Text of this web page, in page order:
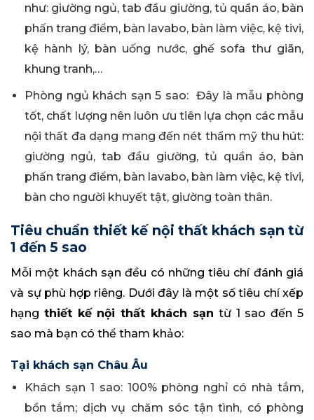
như: giường ngủ, tab đầu giường, tủ quần áo, bàn
phấn trang điểm, bàn lavabo, bàn làm việc, kệ tivi,
kệ hành lý, bàn uống nước, ghế sofa thư giãn,
khung tranh,…
Phòng ngủ khách sạn 5 sao: Đây là mẫu phòng
tốt, chất lượng nên luôn ưu tiên lựa chọn các mẫu
nội thất đa dạng mang đến nét thẩm mỹ thu hút:
giường ngủ, tab đầu giường, tủ quần áo, bàn
phấn trang điểm, bàn lavabo, bàn làm việc, kệ tivi,
bàn cho người khuyết tật, giường toàn thân.
Tiêu chuẩn thiết kế nội thất khách sạn từ
1 đến 5 sao
Mỗi một khách sạn đều có những tiêu chí đánh giá
và sự phù hợp riêng. Dưới đây là một số tiêu chí xếp
hạng thiết kế nội thất khách sạn từ 1 sao đến 5
sao mà bạn có thể tham khảo:
Tại khách sạn Châu Âu
Khách sạn 1 sao: 100% phòng nghỉ có nhà tắm,
bồn tắm; dịch vụ chăm sóc tận tình, có phòng